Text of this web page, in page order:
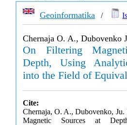
Geoinformatika /
Chernaja O. A., Dubovenko
On Filtering
Depth, Using
into the Field of
Cite:
Chernaja, O. A., Dubovenko,
Magnetic Sources at